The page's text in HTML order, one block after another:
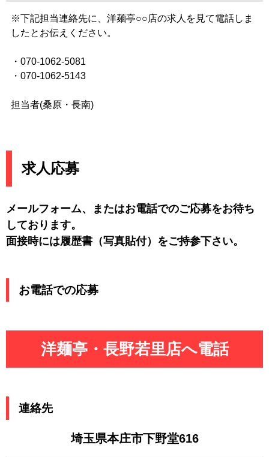
※下記担当連絡先に、洋麺亭○○店の求人を見て電話しま
したとお伝えください。
・070-1062-5081
・070-1062-5143
担当者(桑原・長南)
求人応募
メールフォーム、またはお電話でのご応募をお待ち
しております。
面接時には履歴書（写真貼付）をご持参下さい。
お電話での応募
洋麺亭・長野若里店へ電話
連絡先
埼玉県本庄市下野堂616